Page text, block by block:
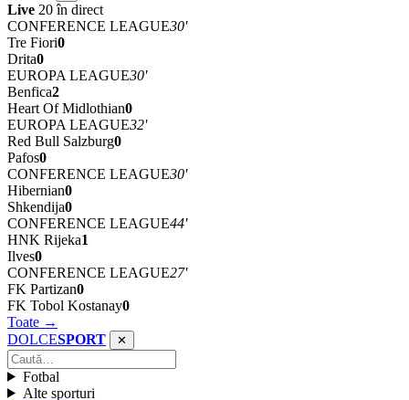
Live 20 în direct
CONFERENCE LEAGUE30'
Tre Fiori0
Drita0
EUROPA LEAGUE30'
Benfica2
Heart Of Midlothian0
EUROPA LEAGUE32'
Red Bull Salzburg0
Pafos0
CONFERENCE LEAGUE30'
Hibernian0
Shkendija0
CONFERENCE LEAGUE44'
HNK Rijeka1
Ilves0
CONFERENCE LEAGUE27'
FK Partizan0
FK Tobol Kostanay0
Toate →
DOLCESPORT ✕
Fotbal
Alte sporturi